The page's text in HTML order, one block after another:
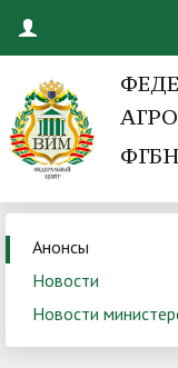
Анонсы
Новости
Новости